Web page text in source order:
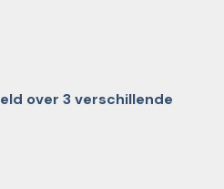
over 3 verschillende